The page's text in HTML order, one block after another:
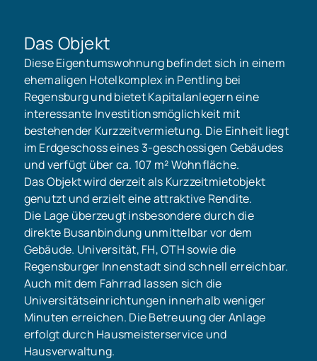
Das Objekt
Diese Eigentumswohnung befindet sich in einem
ehemaligen Hotelkomplex in Pentling bei
Regensburg und bietet Kapitalanlegern eine
interessante Investitionsmöglichkeit mit
bestehender Kurzzeitvermietung. Die Einheit liegt
im Erdgeschoss eines 3-geschossigen Gebäudes
und verfügt über ca. 107 m² Wohnfläche.
Das Objekt wird derzeit als Kurzzeitmietobjekt
genutzt und erzielt eine attraktive Rendite.
Die Lage überzeugt insbesondere durch die
direkte Busanbindung unmittelbar vor dem
Gebäude. Universität, FH, OTH sowie die
Regensburger Innenstadt sind schnell erreichbar.
Auch mit dem Fahrrad lassen sich die
Universitätseinrichtungen innerhalb weniger
Minuten erreichen. Die Betreuung der Anlage
erfolgt durch Hausmeisterservice und
Hausverwaltung.